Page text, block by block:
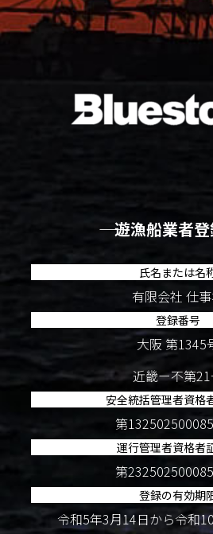
―― 遊漁船業者登
氏名または名
有限会社 仕
登録番号
大阪 第1345
近畿ー不第
安全統括管理者資格
第
運行管理者資格者
第
登録の有効期
令和5年3月14日から令和